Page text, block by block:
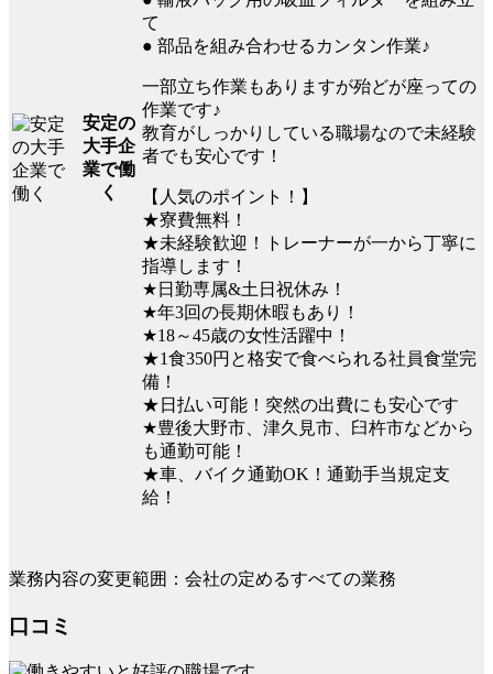
安定の
大手企
業で働
く
て
● 部品を組み合わせるカンタン作業♪
一部立ち作業もありますが殆どが座っての
作業です♪
教育がしっかりしている職場なので未経験
者でも安心です！
【人気のポイント！】
★寮費無料！
★未経験歓迎！トレーナーが一から丁寧に
指導します！
★日勤専属&土日祝休み！
★年3回の長期休暇もあり！
★18～45歳の女性活躍中！
★1食350円と格安で食べられる社員食堂完
備！
★日払い可能！突然の出費にも安心です
★豊後大野市、津久見市、臼杵市などから
も通勤可能！
★車、バイク通勤OK！通勤手当規定支
給！
業務内容の変更範囲：会社の定めるすべての業務
口コミ